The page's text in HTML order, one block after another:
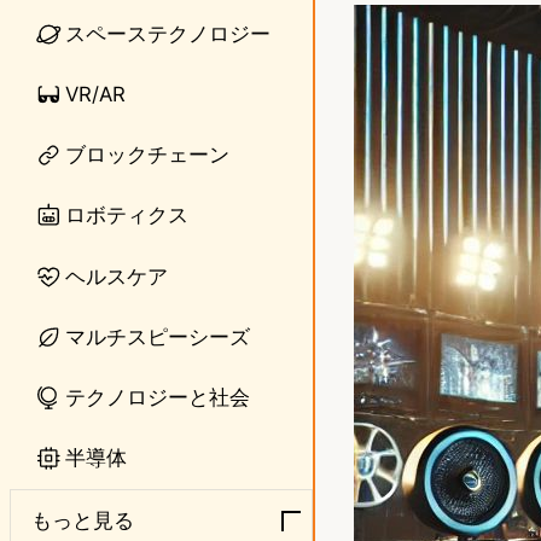
スペーステクノロジー
VR/AR
ブロックチェーン
ロボティクス
ヘルスケア
マルチスピーシーズ
テクノロジーと社会
半導体
もっと見る
n
t
o
n